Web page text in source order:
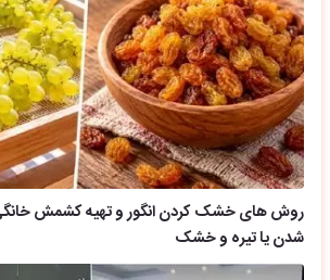
روش های خشک کردن انگور و تهیه کشمش
شدن یا تیره و خشک